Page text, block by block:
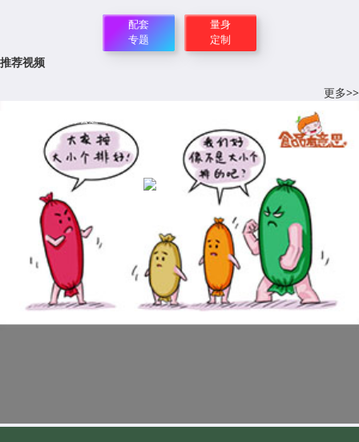
配套
专题
量身
定制
推荐视频
更多>>
科普视频:火腿肠你会选吗？